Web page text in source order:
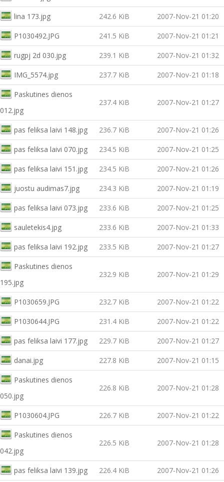
lina 173.jpg 242.6 KiB 2007-Nov-21 01:20
P1030492.JPG 241.5 KiB 2007-Nov-21 01:21
rugpj 2d 030.jpg 239.1 KiB 2007-Nov-21 01:32
IMG_5574.jpg 237.7 KiB 2007-Nov-21 01:18
Paskutines dienos
012.jpg
237.4 KiB 2007-Nov-21 01:27
pas feliksa laivi 148.jpg 236.7 KiB 2007-Nov-21 01:26
pas feliksa laivi 070.jpg 234.5 KiB 2007-Nov-21 01:25
pas feliksa laivi 151.jpg 234.5 KiB 2007-Nov-21 01:26
juostu audimas7.jpg 234.3 KiB 2007-Nov-21 01:19
pas feliksa laivi 073.jpg 233.6 KiB 2007-Nov-21 01:25
sauletekis4.jpg 233.6 KiB 2007-Nov-21 01:33
pas feliksa laivi 192.jpg 233.5 KiB 2007-Nov-21 01:27
Paskutines dienos
195.jpg
232.9 KiB 2007-Nov-21 01:29
P1030659.JPG 232.7 KiB 2007-Nov-21 01:22
P1030644.JPG 231.4 KiB 2007-Nov-21 01:22
pas feliksa laivi 177.jpg 229.7 KiB 2007-Nov-21 01:27
danai.jpg 227.8 KiB 2007-Nov-21 01:15
Paskutines dienos
050.jpg
226.8 KiB 2007-Nov-21 01:28
P1030604.JPG 226.7 KiB 2007-Nov-21 01:22
Paskutines dienos
042.jpg
226.5 KiB 2007-Nov-21 01:28
pas feliksa laivi 139.jpg 226.4 KiB 2007-Nov-21 01:26